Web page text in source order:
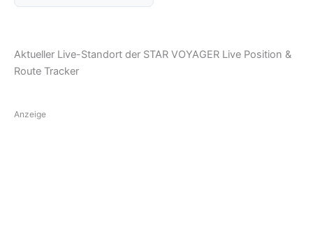
Aktueller Live-Standort der STAR VOYAGER Live Position &
Route Tracker
Anzeige